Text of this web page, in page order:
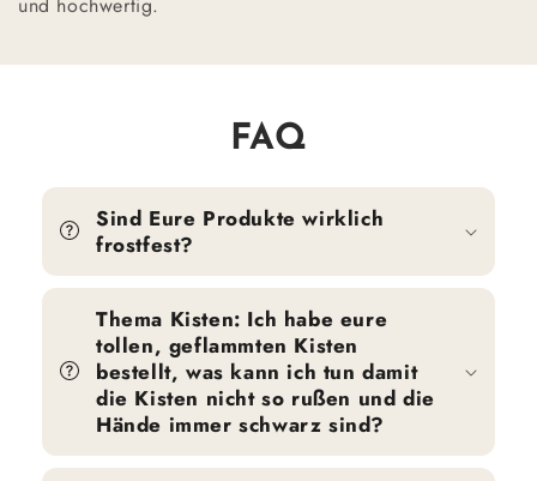
FAQ
Sind Eure Produkte wirklich
frostfest?
Thema Kisten: Ich habe eure
tollen, geflammten Kisten
bestellt, was kann ich tun damit
die Kisten nicht so rußen und die
Hände immer schwarz sind?